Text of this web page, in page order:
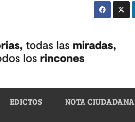
EDICTOS NOTA CIUDADANA